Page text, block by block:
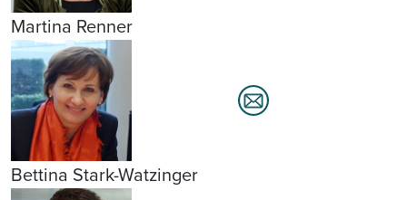
Martina Renner
Bettina Stark-Watzinger